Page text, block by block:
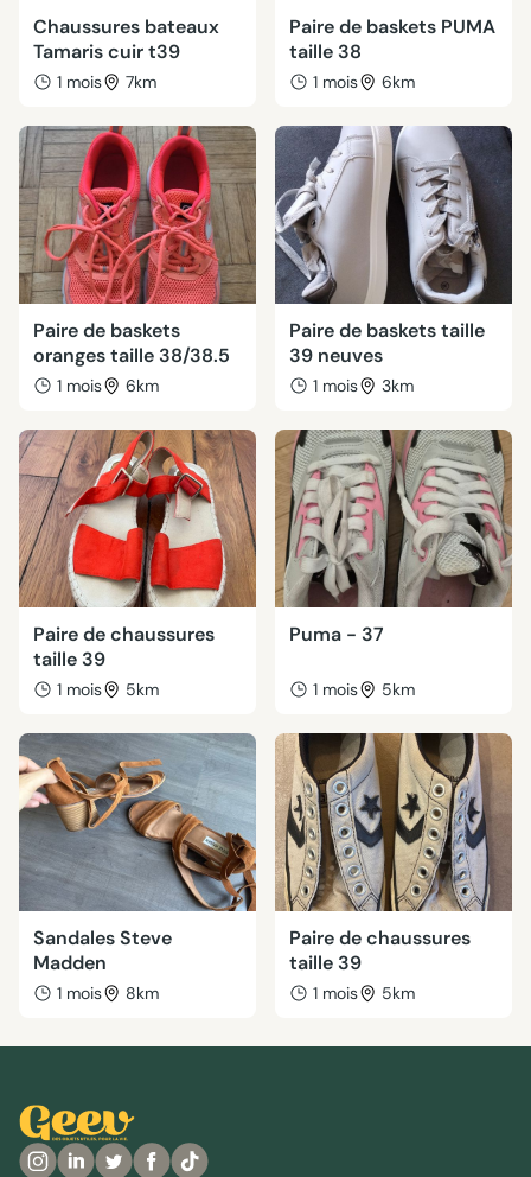
Chaussures bateaux
Tamaris cuir t39
1 mois 7km
Paire de baskets PUMA
taille 38
1 mois 6km
Paire de baskets
oranges taille 38/38.5
1 mois 6km
Paire de baskets taille
39 neuves
1 mois 3km
Paire de chaussures
taille 39
1 mois 5km
Puma - 37
1 mois 5km
Sandales Steve
Madden
1 mois 8km
Paire de chaussures
taille 39
1 mois 5km